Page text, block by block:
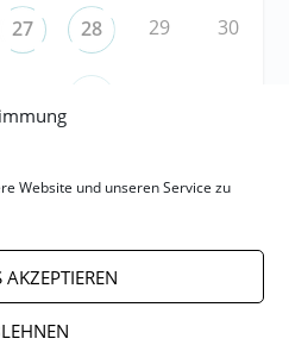
Website und unseren Service zu
AKZEPTIEREN
27 28 29 30